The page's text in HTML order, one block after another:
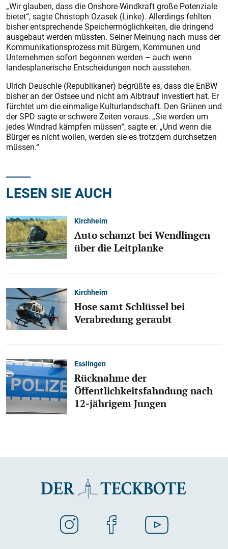
„Wir glauben, dass die Onshore-Windkraft große Potenziale
bietet“, sagte Christoph Ozasek (Linke). Allerdings fehlten
bisher entsprechende Speichermöglichkeiten, die dringend
ausgebaut werden müssten. Seiner Meinung nach muss der
Kommunikationsprozess mit Bürgern, Kommunen und
Unternehmen sofort begonnen werden – auch wenn
landesplanerische Entscheidungen noch ausstehen.
Ulrich Deuschle (Republikaner) begrüßte es, dass die EnBW
bisher an der Ostsee und nicht am Albtrauf investiert hat. Er
fürchtet um die einmalige Kulturlandschaft. Den Grünen und
der SPD sagte er schwere Zeiten voraus. „Sie werden um
jedes Windrad kämpfen müssen“, sagte er. „Und wenn die
Bürger es nicht wollen, werden sie es trotzdem durchsetzen
müssen.“
LESEN SIE AUCH
Kirchheim
Auto schanzt bei Wendlingen
über die Leitplanke
Kirchheim
Hose samt Schlüssel bei
Verabredung geraubt
Esslingen
Rücknahme der
Öffentlichkeitsfahndung nach
12-jährigem Jungen